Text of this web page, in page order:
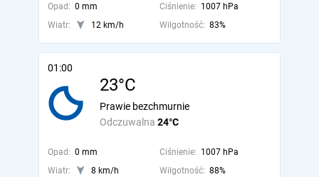
Opad: 0 mm Ciśnienie: 1007 hPa
Wiatr:
12 km/h Wilgotność: 83%
01:00
23°C
Odczuwalna 24°C
Prawie bezchmurnie
Opad: 0 mm Ciśnienie: 1007 hPa
Wiatr:
8 km/h Wilgotność: 88%